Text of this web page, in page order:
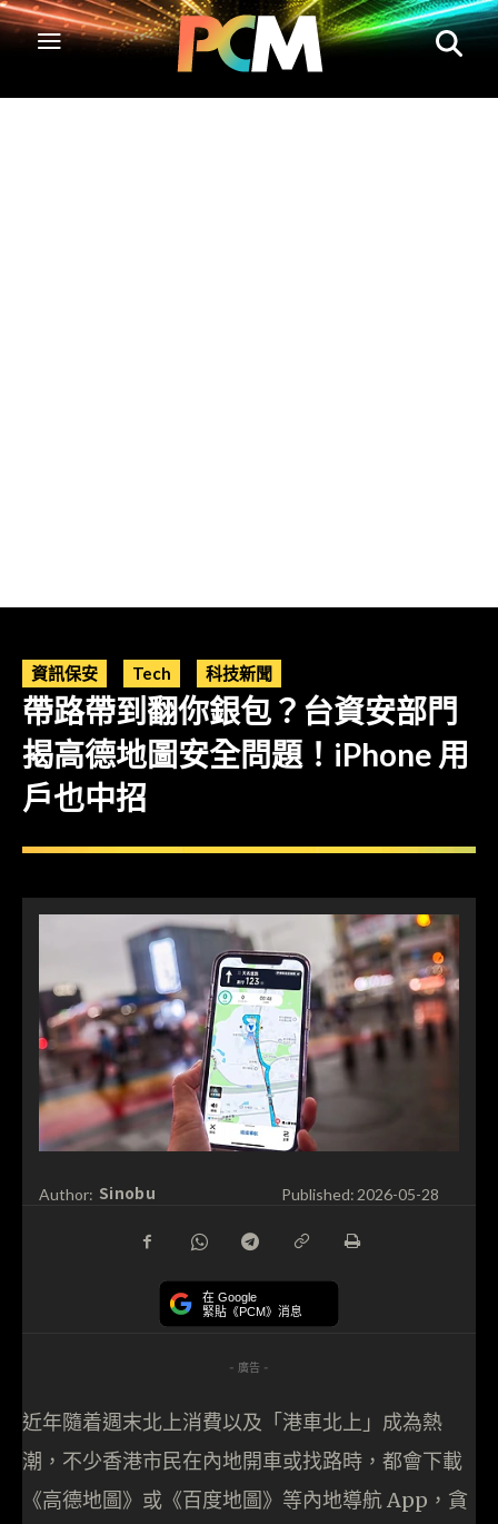
資訊保安 Tech 科技新聞
帶路帶到翻你銀包？台資安部門
揭高德地圖安全問題！iPhone 用
戶也中招
Author: Sinobu Published: 2026-05-28
在 Google
緊貼《PCM》消息
- 廣告 -
近年隨着週末北上消費以及「港車北上」成為熱
潮，不少香港市民在內地開車或找路時，都會下載
《高德地圖》或《百度地圖》等內地導航 App，貪